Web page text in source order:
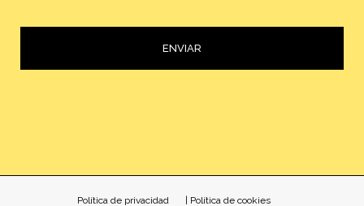
ENVIAR
Política de privacidad | Política de cookies